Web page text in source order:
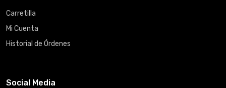
Carretilla
Mi Cuenta
Historial de Órdenes
Social Media